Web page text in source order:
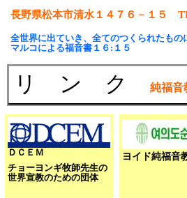
リ ン ク 純福音
ＤＣＥＭ
チョーヨンギ牧師先生の
世界宣教のための団体
長野県松本市清水１４７６－１５
全世界に出ていき、全てのつくられたもの
マルコによる福音書１６:１５
ヨイド純福音